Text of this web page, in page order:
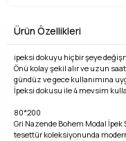
Ürün Özellikleri
ipeksi dokuyu hiçbir şeye
Önü kolay şekil alır ve uzun
gündüz ve gece kullanımına
İpeksi dokusu ile 4 mevsim
80*200
Gri Nazende Bohem Modal
tesettür koleksiyonunda